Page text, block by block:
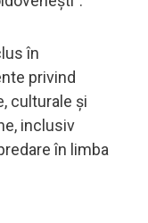
în
privind
culturale și
inclusiv
în limba